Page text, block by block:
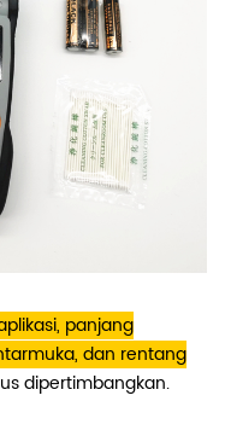
panjang
dan rentang
dipertimbangkan.